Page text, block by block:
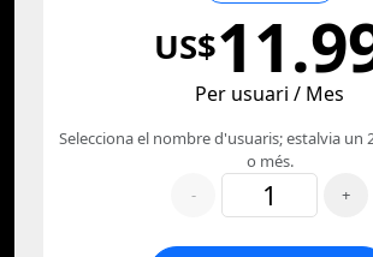
US$
Per usuari / Mes
Selecciona el nombre d'usuaris; estalvia un
o més.
-
+